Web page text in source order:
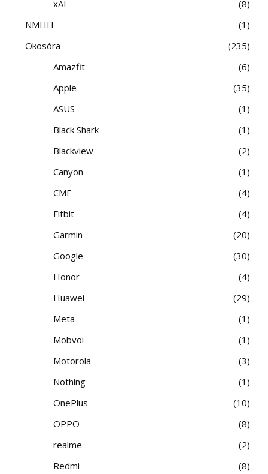
xAI
8
NMHH
1
Okosóra
235
Amazfit
6
Apple
35
ASUS
1
Black Shark
1
Blackview
2
Canyon
1
CMF
4
Fitbit
4
Garmin
20
Google
30
Honor
4
Huawei
29
Meta
1
Mobvoi
1
Motorola
3
Nothing
1
OnePlus
10
OPPO
8
realme
2
Redmi
8